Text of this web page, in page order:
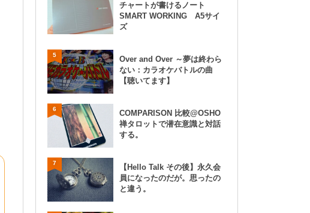
チャートが書けるノート
SMART WORKING A5サイ
ズ
5
Over and Over ～夢は終わら
ない：カラオケバトルの曲
【聴いてます】
6
COMPARISON 比較@OSHO
禅タロットで潜在意識と対話
する。
7
【Hello Talk その後】永久会
員になったのだが。思ったの
と違う。